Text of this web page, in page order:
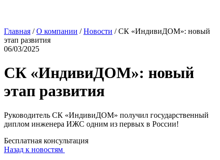
Главная /О компании /Новости /СК «ИндивиДОМ»: новый
этап развития
06/03/2025
СК «ИндивиДОМ»: новый
этап развития
Руководитель СК «ИндивиДОМ» получил государственный
диплом инженера ИЖС одним из первых в России!
Бесплатная консультация
Назад к новостям